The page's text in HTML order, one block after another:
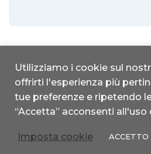
studionice.it | Copyright 2022 © All
MDL|Global
Privacy Policy|
Utilizziamo i cookie sul
offrirti l'esperienza più
tue preferenze e ripetendo
“Accetta” acconsenti all'uso
Imposta cookie ACCETTO